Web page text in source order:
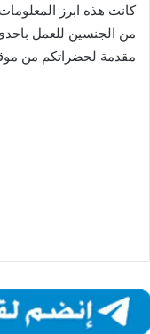
كانت هذه ابرز
من الجنسين للعمل
مقدمة لحضراتكم من